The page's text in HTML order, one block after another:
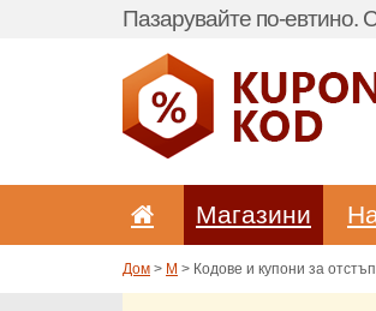
Пазарувайте по-евтино.
Магазини
Дом > M > Кодове и купони за